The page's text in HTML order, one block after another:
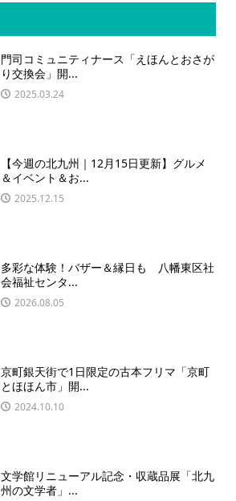
門司コミュニティナース「えほんとおさが
り交換会」開...
2025.03.24
【今週の北九州｜12月15日更新】グルメ
＆イベント＆お...
2025.12.15
多彩な体験！バザー＆縁日も 八幡東区社
会福祉センタ...
2026.08.05
京町銀天街で1日限定の古本フリマ「京町
とほほん市」開...
2024.10.10
文学館リニューアル記念・収蔵品展「北九
州の文学者」...